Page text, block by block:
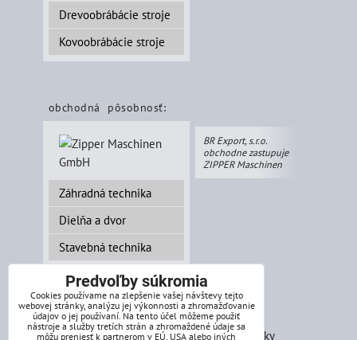
Drevoobrábácie stroje
Kovoobrábácie stroje
obchodná pôsobnosť:
Záhradná technika
Dielňa a dvor
Stavebná technika
BR Export, s.r.o.
obchodne zastupuje
ZIPPER Maschinen
splátkový systém:
Predvoľby súkromia
Cookies používame na zlepšenie vašej návštevy tejto
webovej stránky, analýzu jej výkonnosti a zhromažďovanie
údajov o jej používaní. Na tento účel môžeme použiť
nástroje a služby tretích strán a zhromaždené údaje sa
môžu preniesť k partnerom v EÚ, USA alebo iných